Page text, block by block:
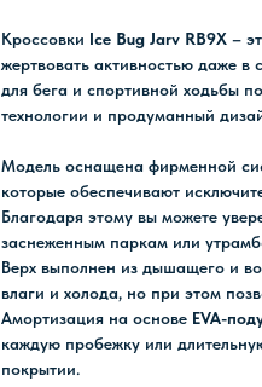
Кроссовки Ice Bug Jarv RB9X –
жертвовать активностью даже в
для бега и спортивной ходьбы
технологии и продуманный
Модель оснащена фирменной
которые обеспечивают
Благодаря этому вы можете
заснеженным паркам или
Верх выполнен из дышащего и
влаги и холода, но при этом
Амортизация на основе EVA-
каждую пробежку или
покрытии.